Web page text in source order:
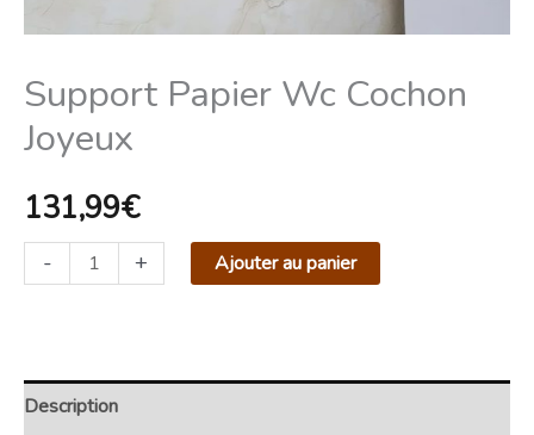
Support Papier Wc Cochon
Joyeux
131,99€
- + Ajouter au panier
Description